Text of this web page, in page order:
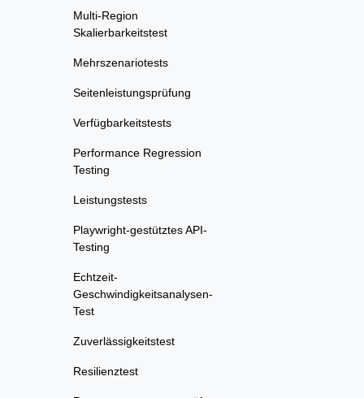
Multi-Region
Skalierbarkeitstest
Mehrszenariotests
Seitenleistungsprüfung
Verfügbarkeitstests
Performance Regression
Testing
Leistungstests
Playwright-gestütztes API-
Testing
Echtzeit-
Geschwindigkeitsanalysen-
Test
Zuverlässigkeitstest
Resilienztest